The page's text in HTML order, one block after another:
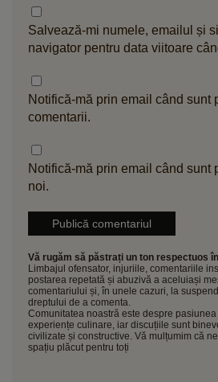
Salvează-mi numele, emailul și
navigator pentru data viitoare
Notifică-mă prin email când sunt
comentarii.
Notifică-mă prin email când sunt
noi.
Vă rugăm să păstrați un ton respectuos
Limbajul ofensator, injuriile, comentariile
postarea repetată și abuzivă a aceluiași
comentariului și, în unele cazuri, la
dreptului de a comenta.
Comunitatea noastră este despre
experiențe culinare, iar discuțiile sunt
civilizate și constructive. Vă mulțumim că
spațiu plăcut pentru toți